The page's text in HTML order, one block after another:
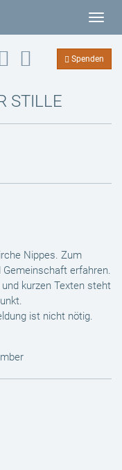
T
o
g
g
n
Spenden
STILLE
Nippes. Zum
Gemeinschaft erfahren.
kurzen Texten steht
ist nicht nötig.